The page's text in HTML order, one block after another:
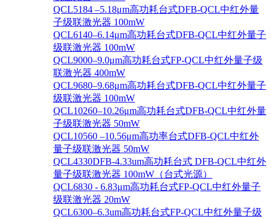
QCL5184 –5.18μm高功耗台式DFB-QCL中红外量
子级联激光器 100mW
QCL6140–6.14μm高功耗台式DFB-QCL中红外量子
级联激光器 100mW
QCL9000–9.0μm高功耗台式FP-QCL中红外量子级
联激光器 400mW
QCL9680–9.68μm高功耗台式DFB-QCL中红外量子
级联激光器 100mW
QCL10260–10.26μm高功耗台式DFB-QCL中红外量
子级联激光器 50mW
QCL10560 –10.56μm高功率台式DFB-QCL中红外
量子级联激光器 50mW
QCL4330DFB-4.33um高功耗台式 DFB-QCL中红外
量子级联激光器 100mW（台式光源）
QCL6830 - 6.83μm高功耗台式FP-QCL中红外量子
级联激光器 20mW
QCL6300–6.3um高功耗台式FP-QCL中红外量子级